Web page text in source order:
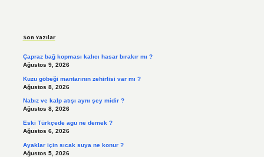
Son Yazılar
Çapraz bağ kopması kalıcı hasar bırakır mı ?
Ağustos 9, 2026
Kuzu göbeği mantarının zehirlisi var mı ?
Ağustos 8, 2026
Nabız ve kalp atışı aynı şey midir ?
Ağustos 8, 2026
Eski Türkçede agu ne demek ?
Ağustos 6, 2026
Ayaklar için sıcak suya ne konur ?
Ağustos 5, 2026